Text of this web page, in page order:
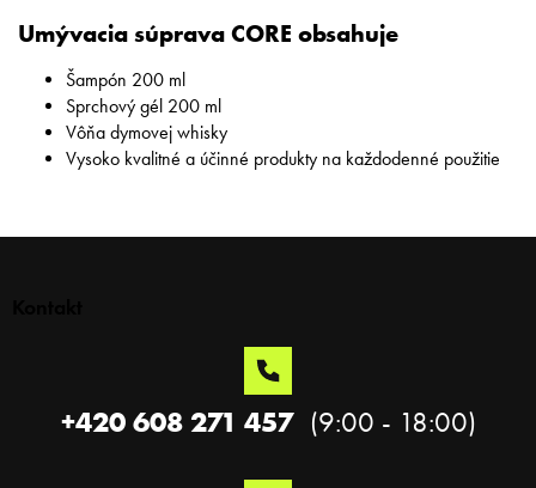
Umývacia súprava CORE obsahuje
Šampón 200 ml
Sprchový gél 200 ml
Vôňa dymovej whisky
Vysoko kvalitné a účinné produkty na každodenné použitie
+420 608 271 457